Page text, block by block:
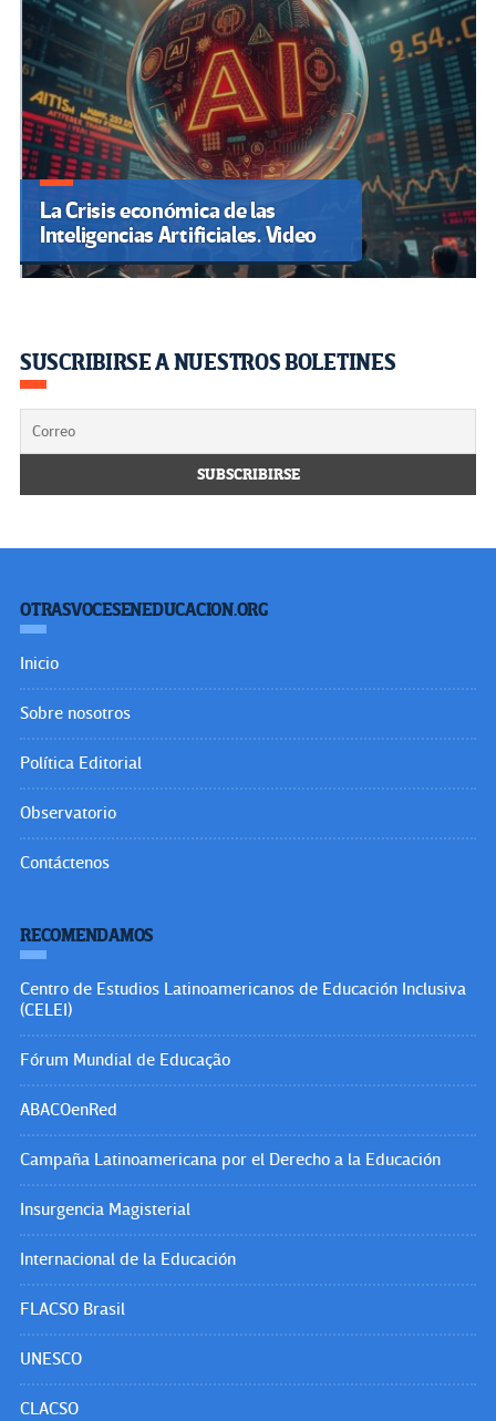
La Crisis económica de las
Inteligencias Artificiales. Video
SUSCRIBIRSE A NUESTROS BOLETINES
OTRASVOCESENEDUCACION.ORG
Inicio
Sobre nosotros
Política Editorial
Observatorio
Contáctenos
RECOMENDAMOS
Centro de Estudios Latinoamericanos de Educación Inclusiva
(CELEI)
Fórum Mundial de Educação
ABACOenRed
Campaña Latinoamericana por el Derecho a la Educación
Insurgencia Magisterial
Internacional de la Educación
FLACSO Brasil
UNESCO
CLACSO